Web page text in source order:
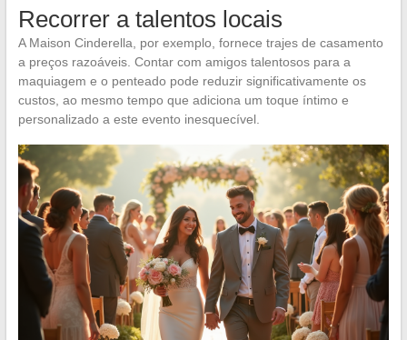
Recorrer a talentos locais
A Maison Cinderella, por exemplo, fornece trajes de casamento
a preços razoáveis. Contar com amigos talentosos para a
maquiagem e o penteado pode reduzir significativamente os
custos, ao mesmo tempo que adiciona um toque íntimo e
personalizado a este evento inesquecível.